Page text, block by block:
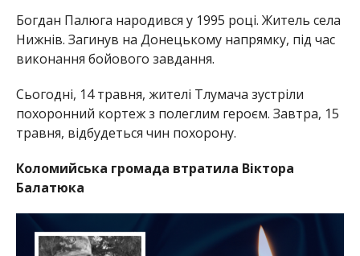
Богдан Палюга народився у 1995 році. Житель села
Нижнів. Загинув на Донецькому напрямку, під час
виконання бойового завдання.
Сьогодні, 14 травня, жителі Тлумача зустріли
похоронний кортеж з полеглим героєм. Завтра, 15
травня, відбудеться чин похорону.
Коломийська громада втратила Віктора
Балатюка